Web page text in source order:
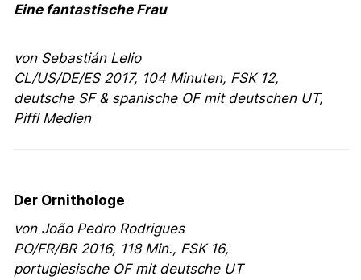
Eine fantastische Frau
von Sebastián Lelio
CL/US/DE/ES 2017, 104 Minuten, FSK 12,
deutsche SF & spanische OF mit deutschen UT,
Piffl Medien
Der Ornithologe
von João Pedro Rodrigues
PO/FR/BR 2016, 118 Min., FSK 16,
portugiesische OF mit deutsche UT